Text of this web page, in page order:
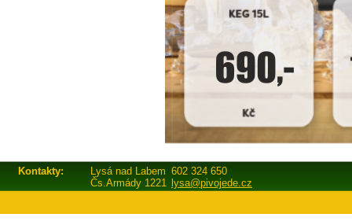
Kontakty: Lysá nad Labem 602 324 650
Čs.Armády 1221 lysa@pivojede.cz